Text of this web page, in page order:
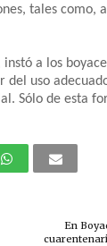
tales como,
a los
uso
Sólo de esta
En